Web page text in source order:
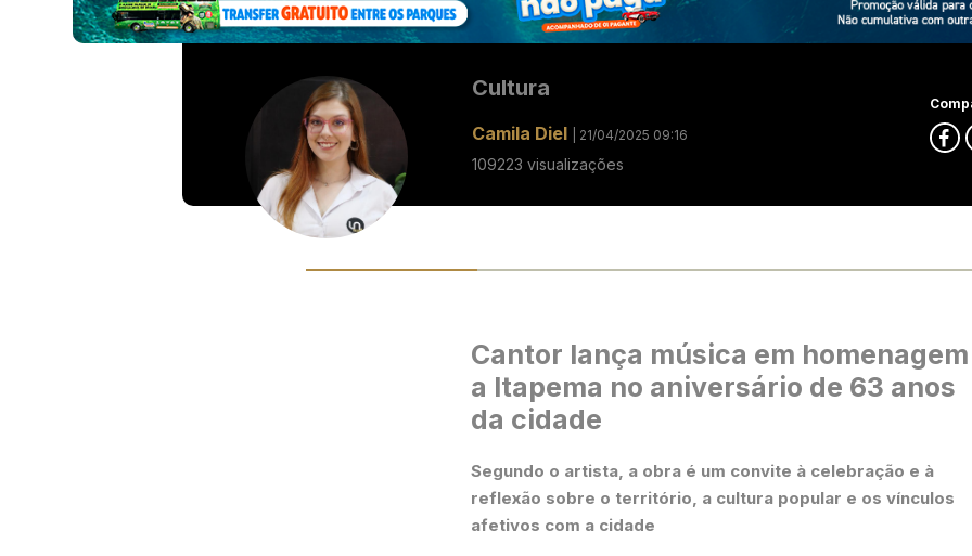
Cultura
Camila Diel | 21/04/2025 09:16
109223 visualizações
Cantor lança música em homenagem
a Itapema no aniversário de 63 anos
da cidade
Segundo o artista, a obra é um convite à celebração e à
reflexão sobre o território, a cultura popular e os vínculos
afetivos com a cidade